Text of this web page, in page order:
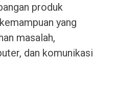
produk
yang
masalah,
dan komunikasi